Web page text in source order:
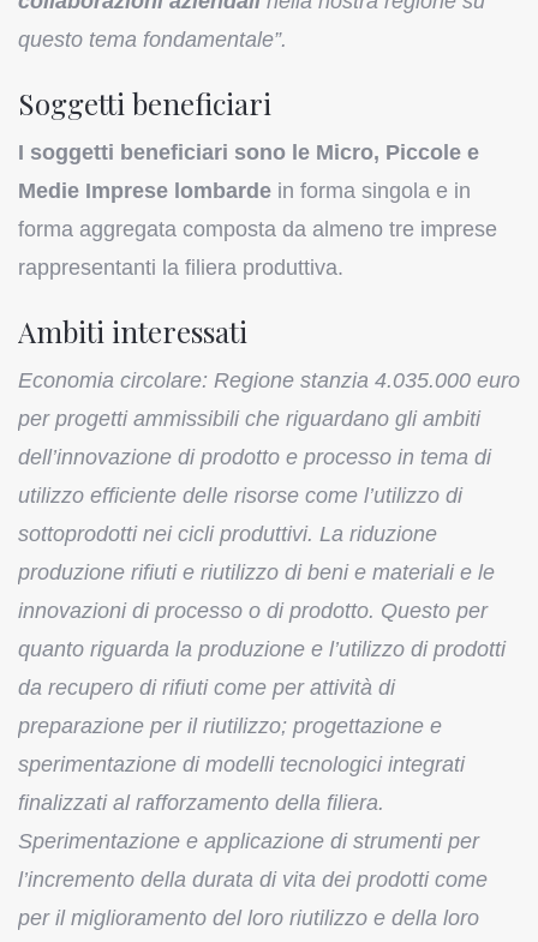
questo tema fondamentale”.
Soggetti beneficiari
I soggetti beneficiari sono le Micro, Piccole e
Medie Imprese lombarde in forma singola e in
forma aggregata composta da almeno tre imprese
rappresentanti la filiera produttiva.
Ambiti interessati
Economia circolare: Regione stanzia 4.035.000 euro
per progetti ammissibili che riguardano gli ambiti
dell’innovazione di prodotto e processo in tema di
utilizzo efficiente delle risorse come l’utilizzo di
sottoprodotti nei cicli produttivi. La riduzione
produzione rifiuti e riutilizzo di beni e materiali e le
innovazioni di processo o di prodotto. Questo per
quanto riguarda la produzione e l’utilizzo di prodotti
da recupero di rifiuti come per attività di
preparazione per il riutilizzo; progettazione e
sperimentazione di modelli tecnologici integrati
finalizzati al rafforzamento della filiera.
Sperimentazione e applicazione di strumenti per
l’incremento della durata di vita dei prodotti come
per il miglioramento del loro riutilizzo e della loro